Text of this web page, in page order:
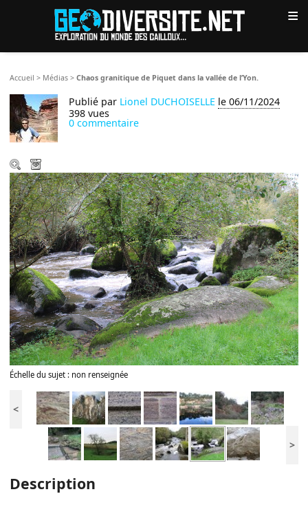
≡
Accueil > Médias >Chaos granitique de Piquet dans la vallée de l’Yon.
Publié par Lionel DUCHOISELLE le 06/11/2024
398 vues
0 commentaire
Échelle du sujet : non renseignée
<
>
Description